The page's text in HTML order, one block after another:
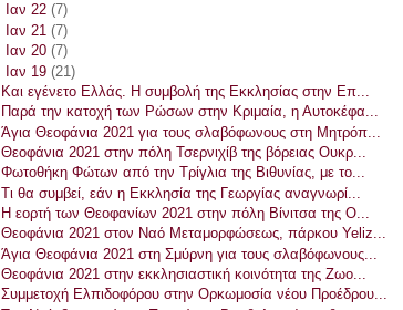
Ιαν 22 (7)
Ιαν 21 (7)
Ιαν 20 (7)
Ιαν 19 (21)
Και εγένετο Ελλάς. Η συμβολή της Εκκλησίας στην Επ...
Παρά την κατοχή των Ρώσων στην Κριμαία, η Αυτοκέφα...
Άγια Θεοφάνια 2021 για τους σλαβόφωνους στη Μητρόπ...
Θεοφάνια 2021 στην πόλη Τσερνιχίβ της βόρειας Ουκρ...
Φωτοθήκη Φώτων από την Τρίγλια της Βιθυνίας, με το...
Τι θα συμβεί, εάν η Εκκλησία της Γεωργίας αναγνωρί...
Η εορτή των Θεοφανίων 2021 στην πόλη Βίνιτσα της Ο...
Θεοφάνια 2021 στον Ναό Μεταμορφώσεως, πάρκου Yeliz...
Άγια Θεοφάνια 2021 στη Σμύρνη για τους σλαβόφωνους...
Θεοφάνια 2021 στην εκκλησιαστική κοινότητα της Ζωο...
Συμμετοχή Ελπιδοφόρου στην Ορκωμοσία νέου Προέδρου...